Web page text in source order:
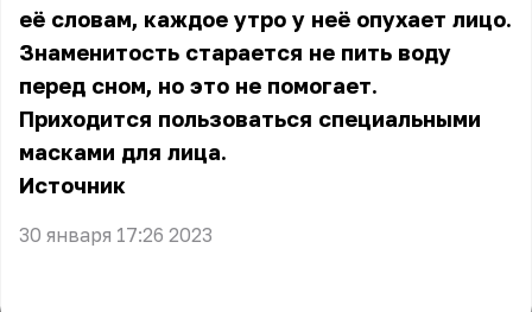
её словам, каждое утро у неё опухает лицо.
Знаменитость старается не пить воду
перед сном, но это не помогает.
Приходится пользоваться специальными
масками для лица.
Источник
30 января 17:26 2023